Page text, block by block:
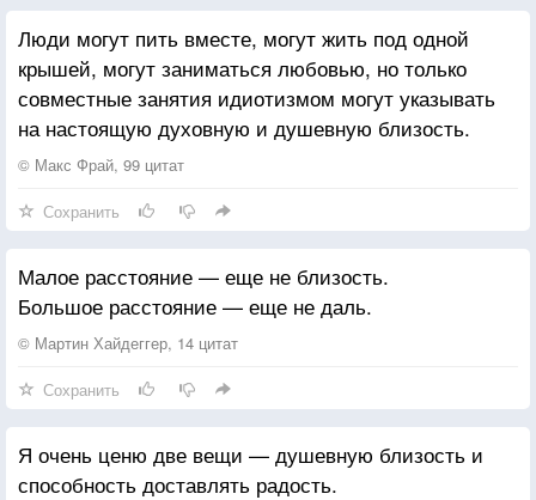
Люди могут пить вместе, могут жить под одной
крышей, могут заниматься любовью, но только
совместные занятия идиотизмом могут указывать
на настоящую духовную и душевную близость.
© Макс Фрай, 99 цитат
Сохранить
Малое расстояние — еще не близость.
Большое расстояние — еще не даль.
© Мартин Хайдеггер, 14 цитат
Сохранить
Я очень ценю две вещи — душевную близость и
способность доставлять радость.